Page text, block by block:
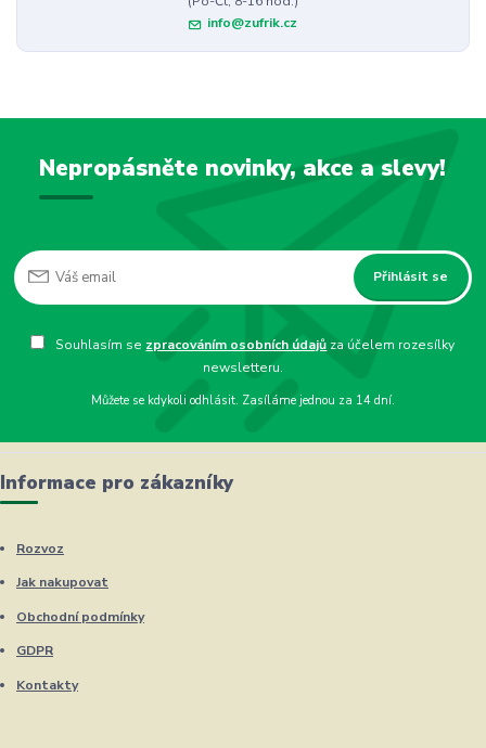
info@zufrik.cz
Nepropásněte novinky, akce a slevy!
Přihlásit se
Souhlasím se zpracováním osobních údajů za účelem rozesílky
newsletteru.
Můžete se kdykoli odhlásit. Zasíláme jednou za 14 dní.
Informace pro zákazníky
Rozvoz
Jak nakupovat
Obchodní podmínky
GDPR
Kontakty